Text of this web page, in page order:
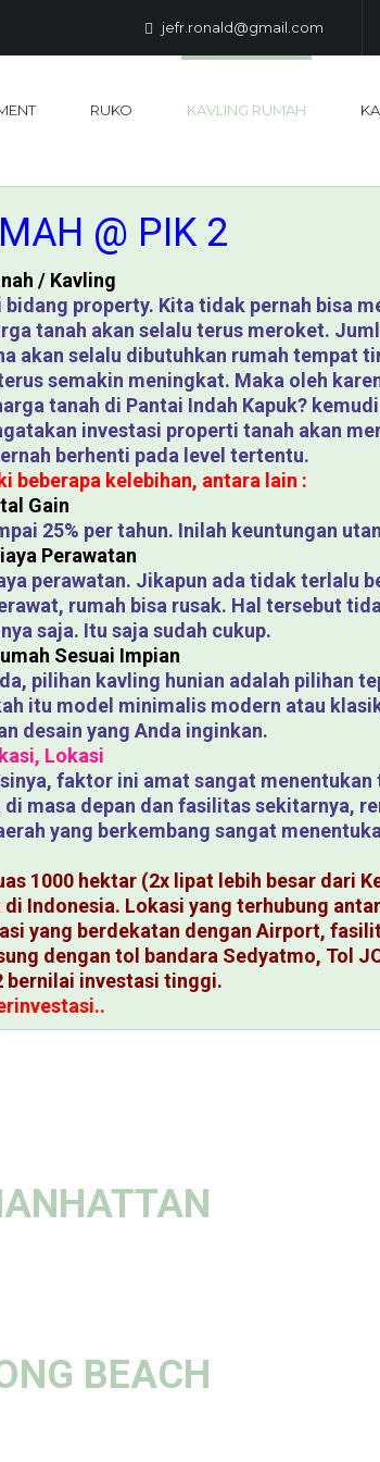
jefr.ronald@gmail.com
RUKO KAVLING RUMAH
@ PIK 2
/ Kavling
property. Kita tidak pernah bisa
tanah akan selalu terus meroket.
akan selalu dibutuhkan rumah tempat
semakin meningkat. Maka oleh
tanah di Pantai Indah Kapuk?
investasi properti tanah akan
berhenti pada level tertentu.
beberapa kelebihan, antara lain :
Gain
25% per tahun. Inilah keuntungan
Perawatan
perawatan. Jikapun ada tidak terlalu
rumah bisa rusak. Hal tersebut
saja. Itu saja sudah cukup.
Sesuai Impian
pilihan kavling hunian adalah pilihan
itu model minimalis modern atau
desain yang Anda inginkan.
Lokasi
faktor ini amat sangat
depan dan fasilitas sekitarnya,
yang berkembang sangat
1000 hektar (2x lipat lebih besar dari
Lokasi yang terhubung
yang berdekatan dengan Airport,
dengan tol bandara Sedyatmo, Tol
bernilai investasi tinggi.
BEACH